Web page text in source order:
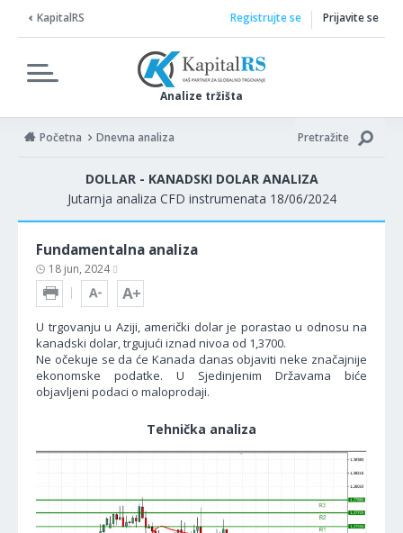
KapitalRS
Analize tržišta
Registrujte se Prijavite se
Početna Dnevna analiza Pretražite
DOLLAR - KANADSKI DOLAR ANALIZA
Jutarnja analiza CFD instrumenata 18/06/2024
Fundamentalna analiza
18 jun, 2024
U trgovanju u Aziji, američki dolar je porastao u odnosu na
kanadski dolar, trgujući iznad nivoa od 1,3700.
Ne očekuje se da će Kanada danas objaviti neke značajnije
ekonomske podatke. U Sjedinjenim Državama biće
objavljeni podaci o maloprodaji.
Tehnička analiza